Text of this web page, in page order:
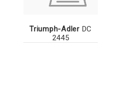
Triumph-AdlerDC
2445